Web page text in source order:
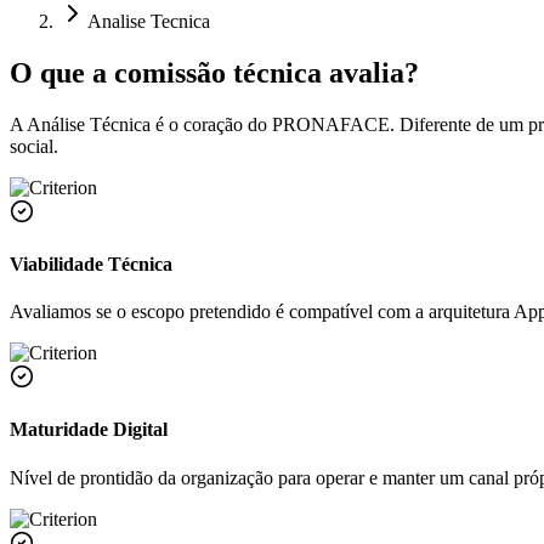
Analise Tecnica
O que a comissão técnica avalia?
A Análise Técnica é o coração do PRONAFACE. Diferente de um
social.
Viabilidade Técnica
Avaliamos se o escopo pretendido é compatível com a arquitetura
Maturidade Digital
Nível de prontidão da organização para operar e manter um canal